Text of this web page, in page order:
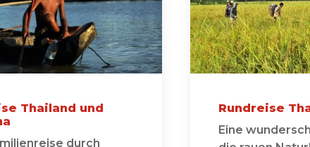
Thailand und
durch
Rundreise
Eine